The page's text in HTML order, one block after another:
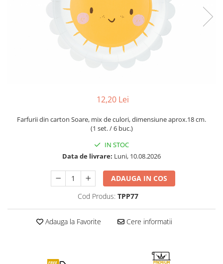
12,20 Lei
Farfurii din carton Soare, mix de culori, dimensiune aprox.18 cm.
(1 set. / 6 buc.)
IN STOC
Data de livrare: Luni, 10.08.2026
ADAUGA IN COS
Cod Produs: TPP77
Adauga la Favorite Cere informatii